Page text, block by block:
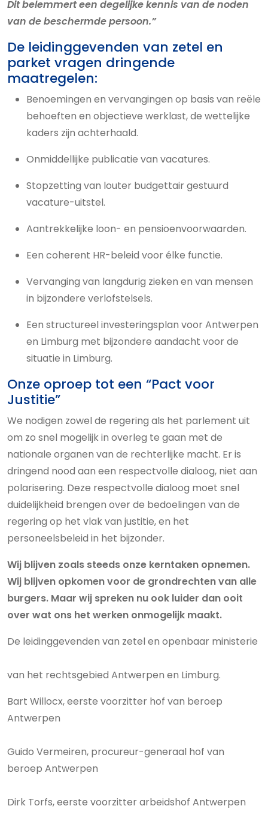
Dit belemmert een degelijke kennis van de noden
van de beschermde persoon.”
De leidinggevenden van zetel en
parket vragen dringende
maatregelen:
Benoemingen en vervangingen op basis van reële
behoeften en objectieve werklast, de wettelijke
kaders zijn achterhaald.
Onmiddellijke publicatie van vacatures.
Stopzetting van louter budgettair gestuurd
vacature-uitstel.
Aantrekkelijke loon- en pensioenvoorwaarden.
Een coherent HR-beleid voor élke functie.
Vervanging van langdurig zieken en van mensen
in bijzondere verlofstelsels.
Een structureel investeringsplan voor Antwerpen
en Limburg met bijzondere aandacht voor de
situatie in Limburg.
Onze oproep tot een “Pact voor
Justitie”
We nodigen zowel de regering als het parlement uit
om zo snel mogelijk in overleg te gaan met de
nationale organen van de rechterlijke macht. Er is
dringend nood aan een respectvolle dialoog, niet aan
polarisering. Deze respectvolle dialoog moet snel
duidelijkheid brengen over de bedoelingen van de
regering op het vlak van justitie, en het
personeelsbeleid in het bijzonder.
Wij blijven zoals steeds onze kerntaken opnemen.
Wij blijven opkomen voor de grondrechten van alle
burgers. Maar wij spreken nu ook luider dan ooit
over wat ons het werken onmogelijk maakt.
De leidinggevenden van zetel en openbaar ministerie
van het rechtsgebied Antwerpen en Limburg.
Bart Willocx, eerste voorzitter hof van beroep
Antwerpen
Guido Vermeiren, procureur-generaal hof van
beroep Antwerpen
Dirk Torfs, eerste voorzitter arbeidshof Antwerpen